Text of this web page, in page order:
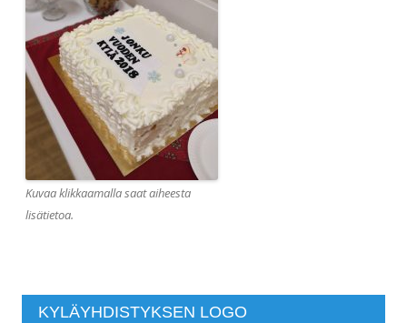
Kuvaa klikkaamalla saat aiheesta
lisätietoa.
KYLÄYHDISTYKSEN LOGO